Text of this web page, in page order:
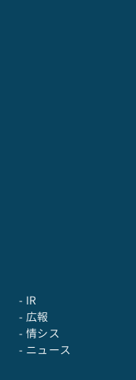
- IR
- 広報
- 情シス
- ニュース